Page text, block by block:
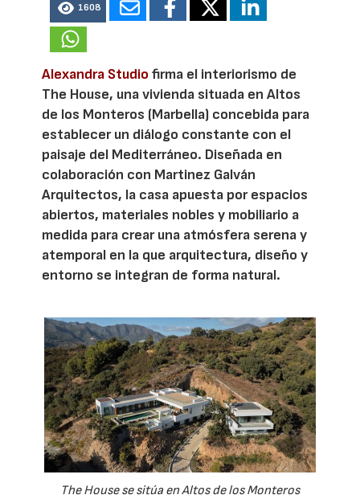
1608
Alexandra Studio firma el interiorismo de
The House, una vivienda situada en Altos
de los Monteros (Marbella) concebida para
establecer un diálogo constante con el
paisaje del Mediterráneo. Diseñada en
colaboración con Martinez Galván
Arquitectos, la casa apuesta por espacios
abiertos, materiales nobles y mobiliario a
medida para crear una atmósfera serena y
atemporal en la que arquitectura, diseño y
entorno se integran de forma natural.
The House se sitúa en Altos de los Monteros